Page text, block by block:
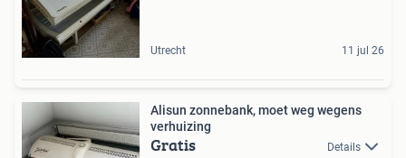
Utrecht 11 jul 26
Alisun zonnebank, moet weg wegens
verhuizing
Gratis Details